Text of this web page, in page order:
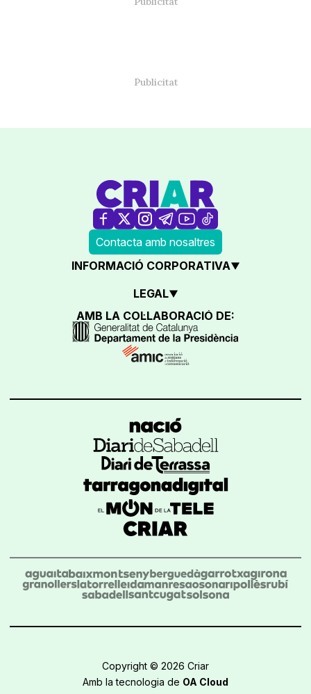
Contacta amb nosaltres
INFORMACIÓ CORPORATIVA
LEGAL
AMB LA COL·LABORACIÓ DE:
Copyright © 2026 Criar
Amb la tecnologia de OA Cloud